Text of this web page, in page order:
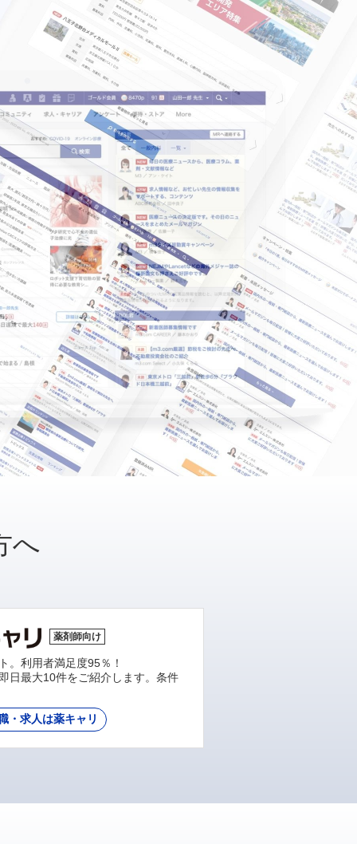
へ
薬剤師向け
。利用者満足度95％！
日最大10件をご紹介します。条件
・求人は薬キャリ